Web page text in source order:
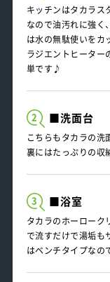
キッチンはタカラス
なので油汚れに強く
は水の無駄使いをカ
ラジエントヒーター
単です♪
2 ■洗面台
こちらもタカラの洗
裏にはたっぷりの収
3 ■浴室
タカラのホーローク
で流すだけで湯垢も
はベンチタイプなの